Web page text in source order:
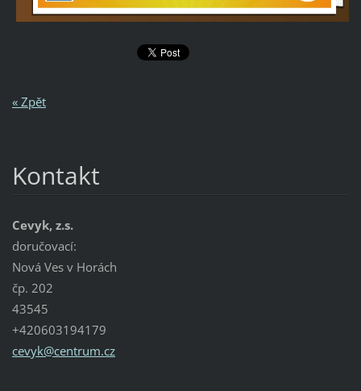
« Zpět
Kontakt
Cevyk, z.s.
doručovací:
Nová Ves v Horách
čp. 202
43545
+420603194179
cevyk@centrum.cz